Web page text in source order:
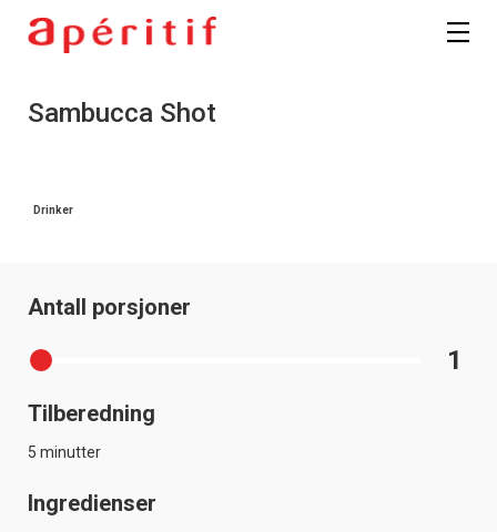
Sambucca Shot
Drinker
Antall porsjoner
1
Tilberedning
5 minutter
Ingredienser